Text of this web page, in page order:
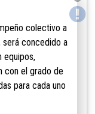
colectivo a
concedido a
equipos,
con el grado de
para cada uno